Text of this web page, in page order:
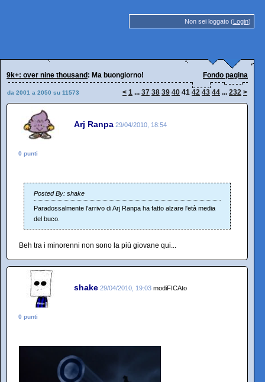
Non sei loggato (Login)
9k+: over nine thousand : Ma buongiorno! Fondo pagina
da 2001 a 2050 su 11573 < 1 ... 37 38 39 40 41 42 43 44 ... 232 >
Arj Ranpa 29/04/2010, 18:54
0 punti
Posted By: shake
Paradossalmente l'arrivo di Arj Ranpa ha fatto alzare l'età media
del buco.
Beh tra i minorenni non sono la più giovane qui...
shake 29/04/2010, 19:03 modiFICAto
0 punti